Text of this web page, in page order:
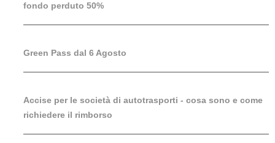
fondo perduto 50%
Green Pass dal 6 Agosto
Accise per le società di autotrasporti - cosa sono e come
richiedere il rimborso